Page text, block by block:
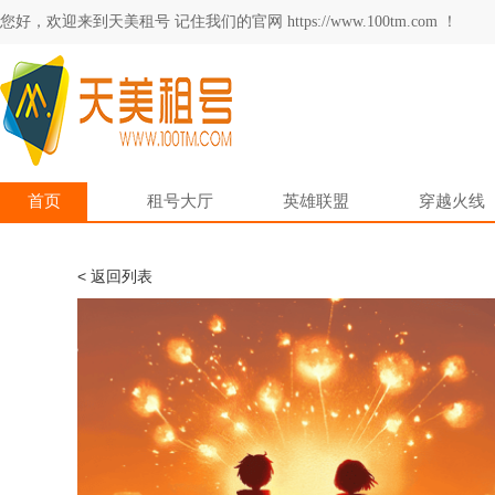
您好，欢迎来到天美租号 记住我们的官网 https://www.100tm.com ！
首页 租号大厅 英雄联盟 穿越火线
< 返回列表